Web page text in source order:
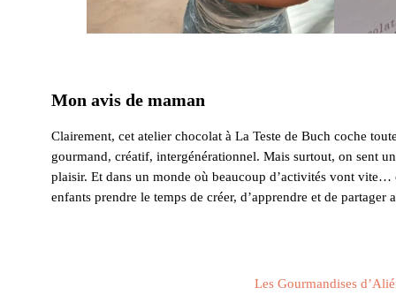
Mon avis de maman
Clairement, cet atelier chocolat à La Teste de Buch coche
gourmand, créatif, intergénérationnel. Mais surtout, on sent
plaisir. Et dans un monde où beaucoup d’activités vont
enfants prendre le temps de créer, d’apprendre et de partager
Les Gourmandises